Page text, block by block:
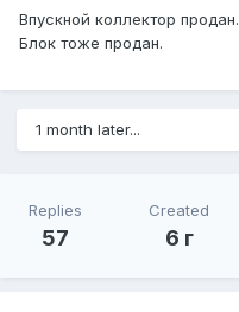
Впускной коллектор продан.
Блок тоже продан.
1 month later...
Replies
57
Created
6 г